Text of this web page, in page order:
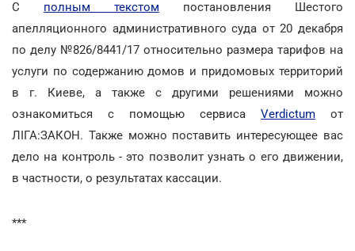
С полным текстом постановления Шестого
апелляционного административного суда от 20 декабря
по делу №826/8441/17 относительно размера тарифов на
услуги по содержанию домов и придомовых территорий
в г. Киеве, а также с другими решениями можно
ознакомиться с помощью сервиса Verdictum от
ЛІГА:ЗАКОН. Также можно поставить интересующее вас
дело на контроль - это позволит узнать о его движении,
в частности, о результатах кассации.
***